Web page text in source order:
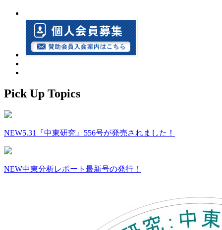
Pick Up Topics
NEW5.31『中東研究』556号が発売されました！
NEW中東分析レポート最新号の発行！